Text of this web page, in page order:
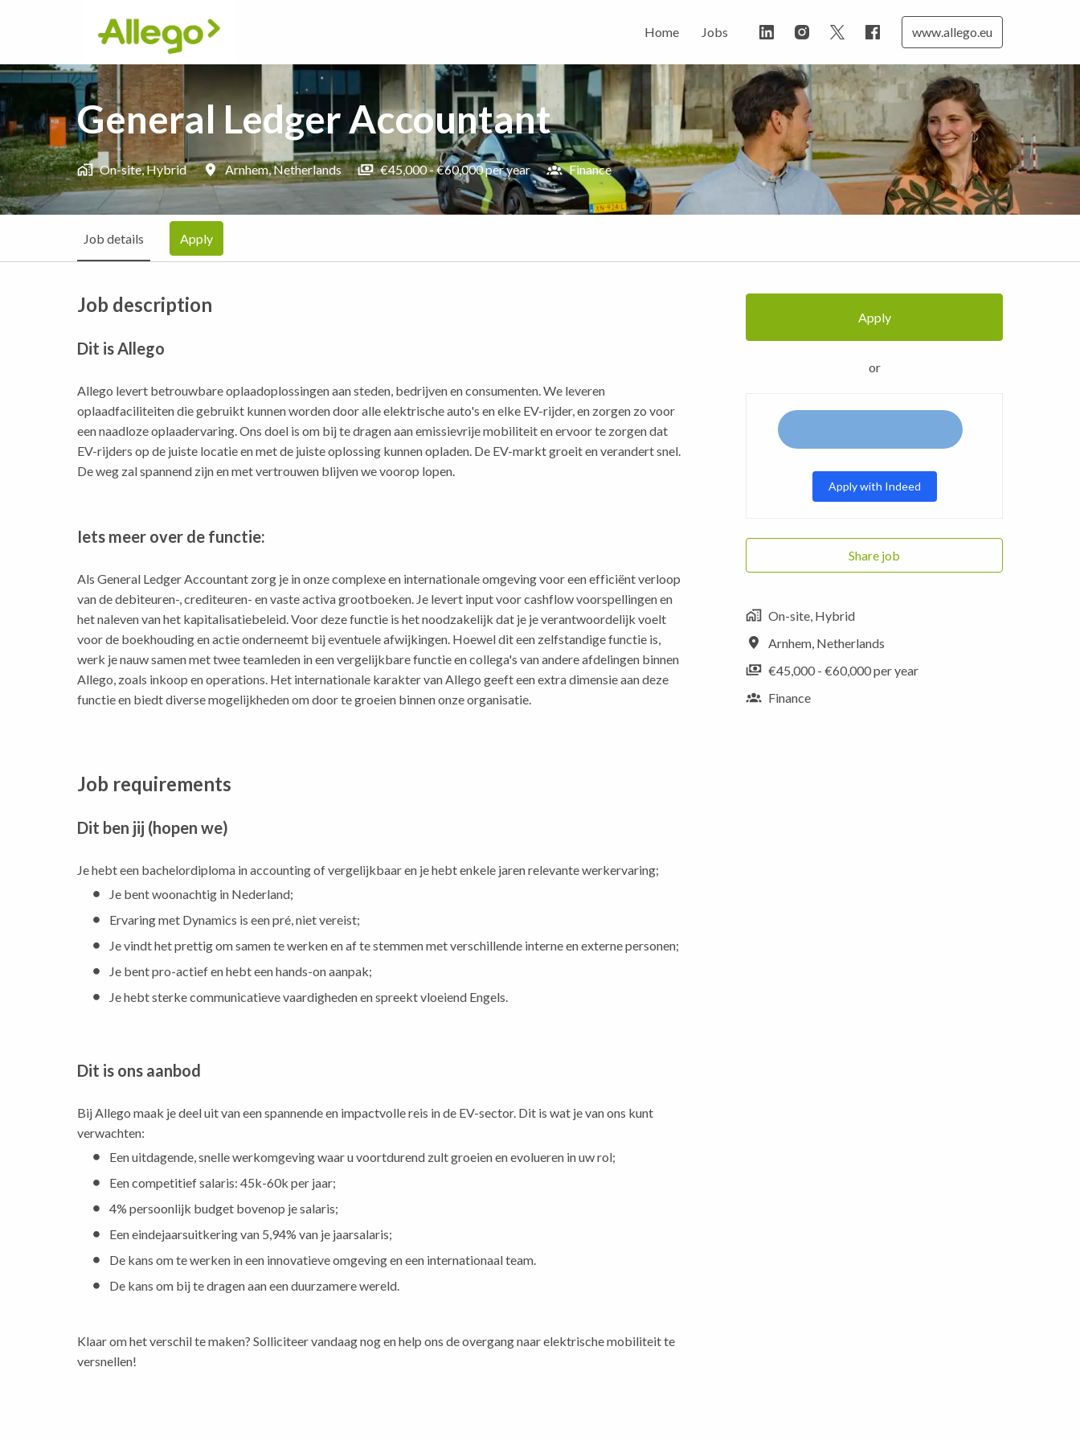
Homepage
Home Jobs www.allego.eu
General Ledger Accountant
On-site, Hybrid Arnhem,Netherlands €45,000 - €60,000 per year Finance
Job details Apply
Job description
Dit is Allego
Allego levert betrouwbare oplaadoplossingen aan steden, bedrijven en consumenten. We leveren
oplaadfaciliteiten die gebruikt kunnen worden door alle elektrische auto's en elke EV-rijder, en zorgen zo voor
een naadloze oplaadervaring. Ons doel is om bij te dragen aan emissievrije mobiliteit en ervoor te zorgen dat
EV-rijders op de juiste locatie en met de juiste oplossing kunnen opladen. De EV-markt groeit en verandert snel.
De weg zal spannend zijn en met vertrouwen blijven we voorop lopen.
Iets meer over de functie:
Als General Ledger Accountant zorg je in onze complexe en internationale omgeving voor een efficiënt verloop
van de debiteuren-, crediteuren- en vaste activa grootboeken. Je levert input voor cashflow voorspellingen en
het naleven van het kapitalisatiebeleid. Voor deze functie is het noodzakelijk dat je je verantwoordelijk voelt
voor de boekhouding en actie onderneemt bij eventuele afwijkingen. Hoewel dit een zelfstandige functie is,
werk je nauw samen met twee teamleden in een vergelijkbare functie en collega's van andere afdelingen binnen
Allego, zoals inkoop en operations. Het internationale karakter van Allego geeft een extra dimensie aan deze
functie en biedt diverse mogelijkheden om door te groeien binnen onze organisatie.
Job requirements
Dit ben jij (hopen we)
Je hebt een bachelordiploma in accounting of vergelijkbaar en je hebt enkele jaren relevante werkervaring;
Je bent woonachtig in Nederland;
Ervaring met Dynamics is een pré, niet vereist;
Je vindt het prettig om samen te werken en af te stemmen met verschillende interne en externe personen;
Je bent pro-actief en hebt een hands-on aanpak;
Je hebt sterke communicatieve vaardigheden en spreekt vloeiend Engels.
Dit is ons aanbod
Bij Allego maak je deel uit van een spannende en impactvolle reis in de EV-sector. Dit is wat je van ons kunt
verwachten:
Een uitdagende, snelle werkomgeving waar u voortdurend zult groeien en evolueren in uw rol;
Een competitief salaris: 45k-60k per jaar;
4% persoonlijk budget bovenop je salaris;
Een eindejaarsuitkering van 5,94% van je jaarsalaris;
De kans om te werken in een innovatieve omgeving en een internationaal team.
De kans om bij te dragen aan een duurzamere wereld.
Klaar om het verschil te maken? Solliciteer vandaag nog en help ons de overgang naar elektrische mobiliteit te
versnellen!
Apply
or
Apply with Indeed
Share job
On-site, Hybrid
Arnhem, Netherlands
€45,000 - €60,000 per year
Finance